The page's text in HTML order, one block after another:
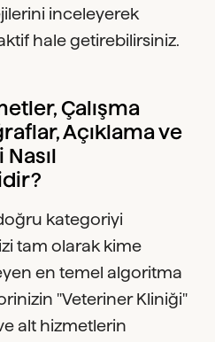
inceleyerek
hale getirebilirsiniz.
Çalışma
Açıklama ve
kategoriyi
tam olarak kime
en temel algoritma
"Veteriner Kliniği"
alt hizmetlerin